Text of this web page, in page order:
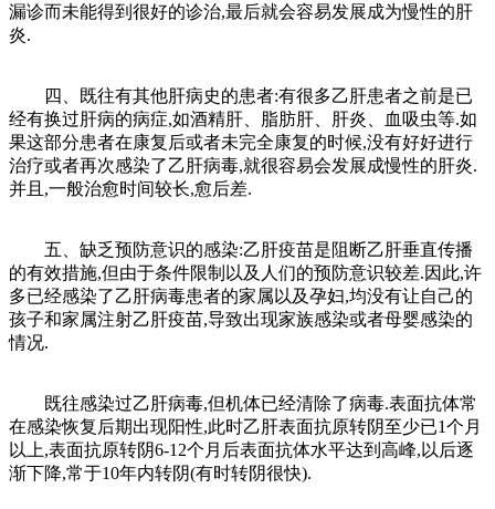
漏诊而未能得到很好的诊治,最后就会容易发展成为慢性的肝
炎.
四、既往有其他肝病史的患者:有很多乙肝患者之前是已
经有换过肝病的病症,如酒精肝、脂肪肝、肝炎、血吸虫等.如
果这部分患者在康复后或者未完全康复的时候,没有好好进行
治疗或者再次感染了乙肝病毒,就很容易会发展成慢性的肝炎.
并且,一般治愈时间较长,愈后差.
五、缺乏预防意识的感染:乙肝疫苗是阻断乙肝垂直传播
的有效措施,但由于条件限制以及人们的预防意识较差.因此,许
多已经感染了乙肝病毒患者的家属以及孕妇,均没有让自己的
孩子和家属注射乙肝疫苗,导致出现家族感染或者母婴感染的
情况.
既往感染过乙肝病毒,但机体已经清除了病毒.表面抗体常
在感染恢复后期出现阳性,此时乙肝表面抗原转阴至少已1个月
以上,表面抗原转阴6-12个月后表面抗体水平达到高峰,以后逐
渐下降,常于10年内转阴(有时转阴很快).